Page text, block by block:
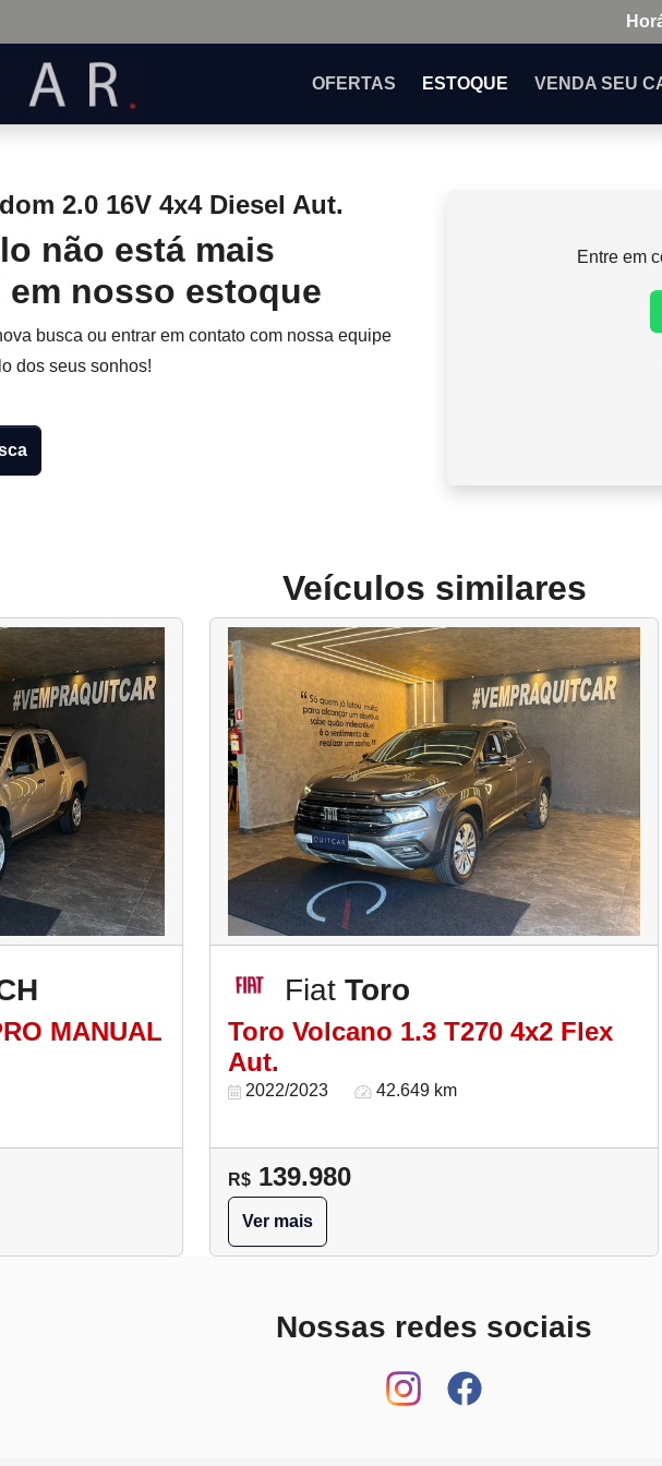
OFERTAS ESTOQUE VENDA SEU
2.0 16V 4x4 Diesel Aut.
não está mais
nosso estoque
busca ou entrar em contato com nossa equipe
dos seus sonhos!
Entre em
Veículos similares
MANUAL
Fiat Toro
Toro Volcano 1.3 T270 4x2 Flex
Aut.
2022/2023 42.649 km
R$ 139.980
Ver mais
Nossas redes sociais